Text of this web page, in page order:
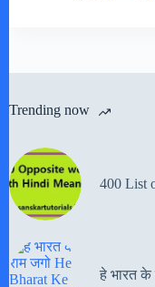
Trending now
400 List
हे भारत के